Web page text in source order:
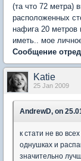
(та что 72 метра)
расположенных
нафига 20
иметь.. мое
Сообщение
Katie
25 Jan 2009
AndrewD, on
к стати не во
однушках и
значительно